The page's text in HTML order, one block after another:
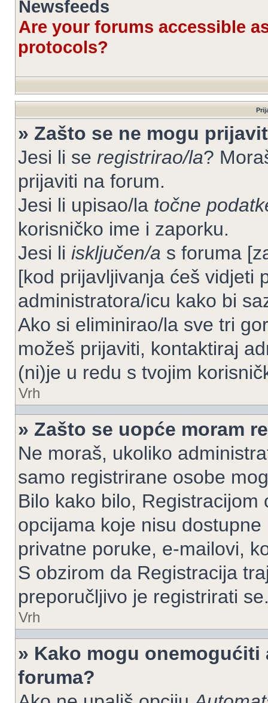
Newsfeeds
Are your forums accessible
protocols?
» Zašto se ne mogu
Jesi li se registrirao/la?
prijaviti na forum.
Jesi li upisao/la točne
korisničko ime i zaporku.
Jesi li isključen/a s foruma
[kod prijavljivanja ćeš vidjeti
administratora/icu kako bi
Ako si eliminirao/la sve tri
možeš prijaviti, kontaktiraj
(ni)je u redu s tvojim
Vrh
» Zašto se uopće moram
Ne moraš, ukoliko
samo registrirane osobe
Bilo kako bilo,
opcijama koje nisu
privatne poruke, e-mailovi,
S obzirom da Registracija
preporučljivo je registrirati
Vrh
» Kako mogu
foruma?